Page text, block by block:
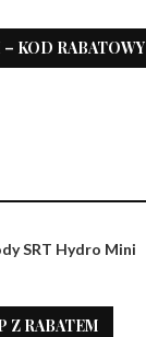
KOD RABATOWY
SRT Hydro Mini
Z RABATEM